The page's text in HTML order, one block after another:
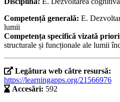
Competență generală: E.
lumii
Competența specifică vizată
structurale și funcționale ale lumii
Legătura web către resursă:
https://learningapps.org/21566976
Accesări: 592